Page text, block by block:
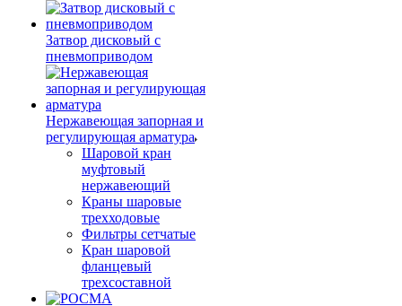
Затвор дисковый с
пневмоприводом
Нержавеющая запорная и
регулирующая арматура
Шаровой кран
муфтовый
нержавеющий
Краны шаровые
трехходовые
Фильтры сетчатые
Кран шаровой
фланцевый
трехсоставной